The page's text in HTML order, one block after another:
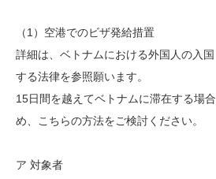
（1）空港でのビザ発給措置
詳細は、ベトナムにおける外国人の入
する法律を参照願います。
15日間を越えてベトナムに滞在する場
め、こちらの方法をご検討ください。
ア 対象者